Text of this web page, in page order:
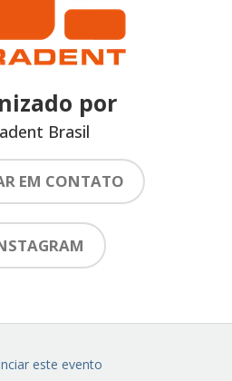
por
Brasil
EM CONTATO
este evento